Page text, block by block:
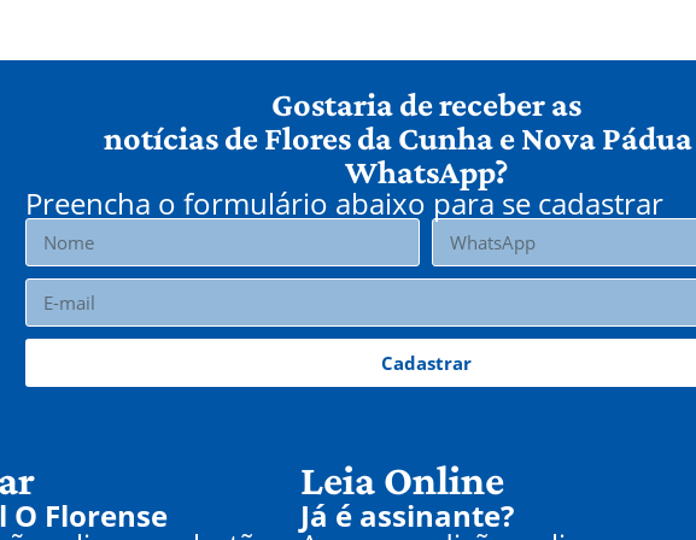
Gostaria de receber as
notícias de Flores da Cunha e Nova
WhatsApp?
Preencha o formulário abaixo para se cadastrar
Cadastrar
O Florense
Leia Online
Já é assinante?